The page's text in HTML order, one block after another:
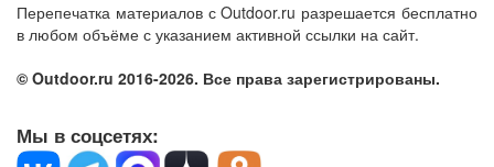
Перепечатка материалов с Outdoor.ru разрешается бесплатно
в любом объёме с указанием активной ссылки на сайт.
© Outdoor.ru 2016-2026. Все права зарегистрированы.
Мы в соцсетях: